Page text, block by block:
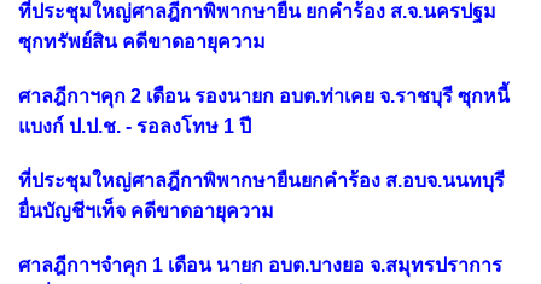
ที่ประชุมใหญ่ศาลฎีกาพิพากษายืน ยกคำร้อง ส.จ.นครปฐม
ซุกทรัพย์สิน คดีขาดอายุความ
ศาลฎีกาฯคุก 2 เดือน รองนายก อบต.ท่าเคย จ.ราชบุรี ซุกหนี้
แบงก์ ป.ป.ช. - รอลงโทษ 1 ปี
ที่ประชุมใหญ่ศาลฎีกาพิพากษายืนยกคำร้อง ส.อบจ.นนทบุรี
ยื่นบัญชีฯเท็จ คดีขาดอายุความ
ศาลฎีกาฯจำคุก 1 เดือน นายก อบต.บางยอ จ.สมุทรปราการ